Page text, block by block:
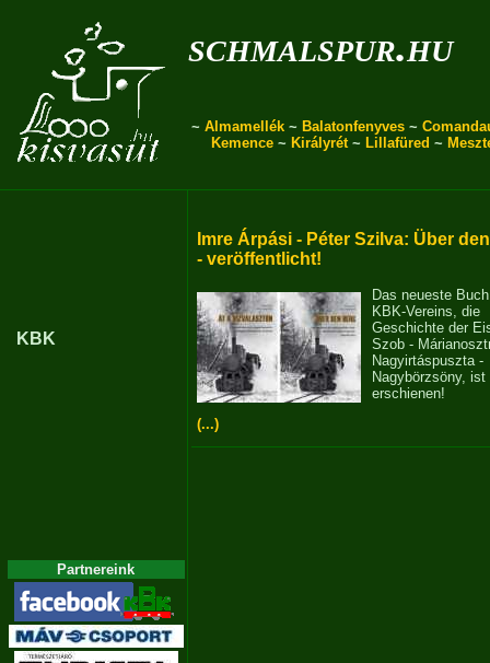
schmalspur.hu
~ Almamellék ~ Balatonfenyves ~
Kemence ~ Királyrét~ Lillafüred ~
KBK
Partnereink
Imre Árpási - Péter Szilva: Über
- veröffentlicht!
Das neueste
KBK-Vereins, die
Geschichte der
Szob -
Nagyirtáspuszta -
Nagybörzsöny, ist
erschienen!
(...)